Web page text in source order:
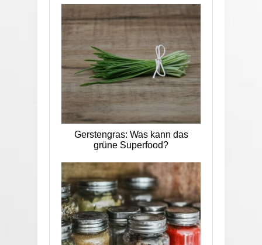
Gerstengras: Was kann das
grüne Superfood?